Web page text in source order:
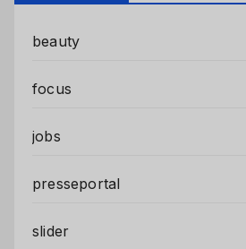
beauty
focus
jobs
presseportal
slider